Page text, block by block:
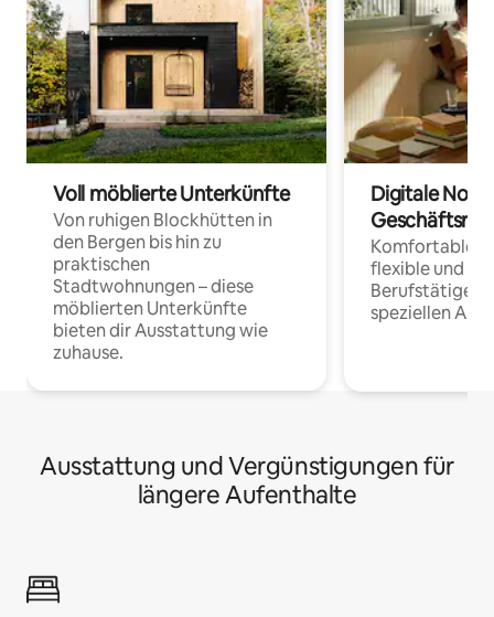
Voll möblierte Unterkünfte
Von ruhigen Blockhütten in
den Bergen bis hin zu
praktischen
Stadtwohnungen – diese
möblierten Unterkünfte
bieten dir Ausstattung wie
zuhause.
Digitale
Komfortable
flexible und
Berufstätige
speziellen
Ausstattung und Vergünstigungen für
längere Aufenthalte